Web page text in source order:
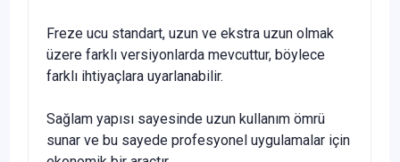
Freze ucu standart, uzun ve ekstra uzun olmak
üzere farklı versiyonlarda mevcuttur, böylece
farklı ihtiyaçlara uyarlanabilir.
Sağlam yapısı sayesinde uzun kullanım ömrü
sunar ve bu sayede profesyonel uygulamalar için